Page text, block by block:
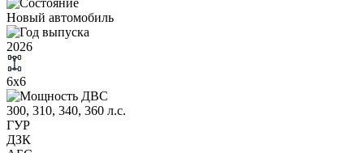
Новый автомобиль
2026
6х6
300, 310, 340, 360 л.с.
ГУР
ДЗК